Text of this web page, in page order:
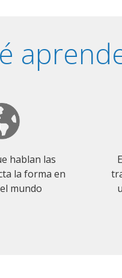
hablan las
la forma en
mundo